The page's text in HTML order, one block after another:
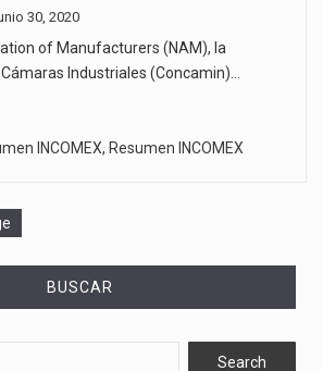
30, 2020
of Manufacturers (NAM), la
Industriales (Concamin)…
INCOMEX, Resumen INCOMEX
BUSCAR